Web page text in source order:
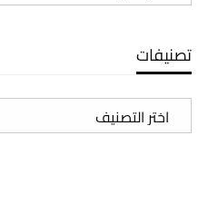
تصنيفات
تصنيفات